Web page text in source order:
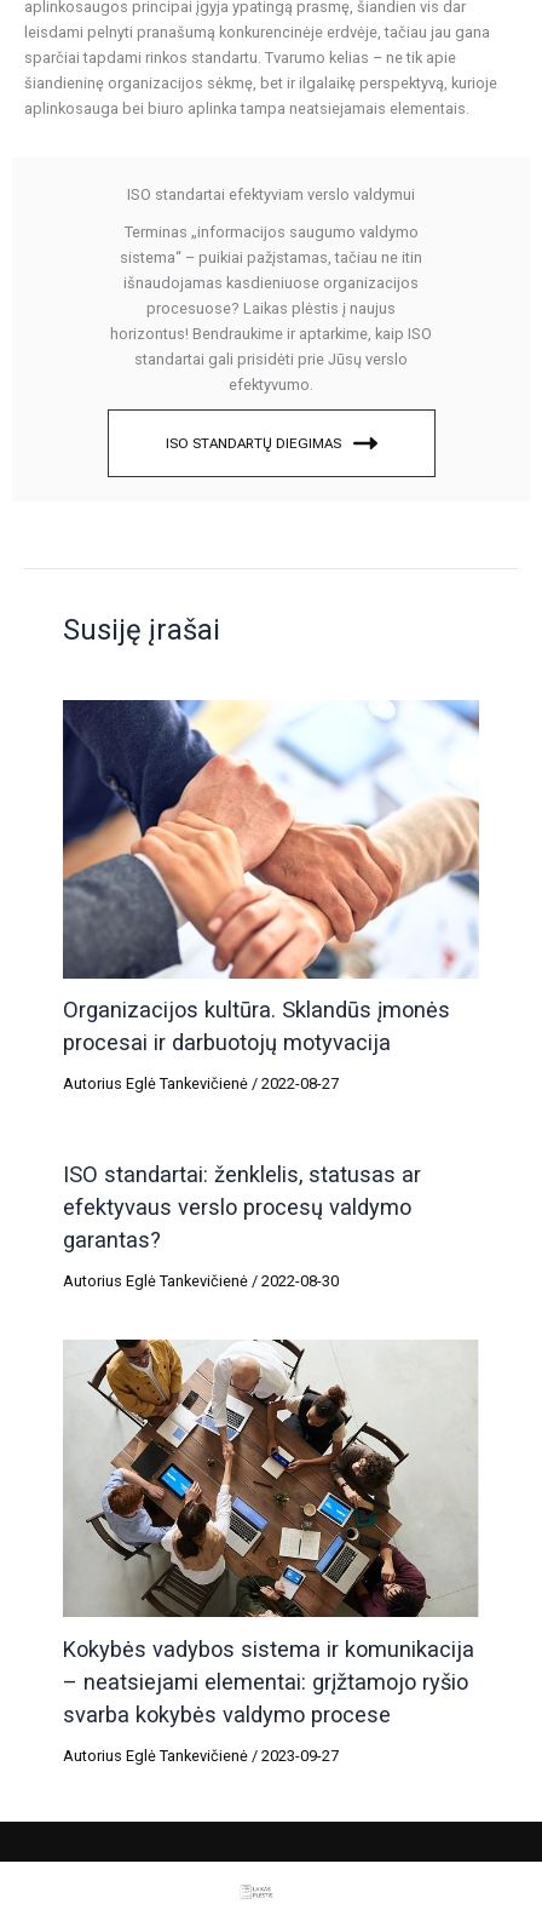
aplinkosaugos principai įgyja ypatingą prasmę, šiandien vis dar
leisdami pelnyti pranašumą konkurencinėje erdvėje, tačiau jau gana
sparčiai tapdami rinkos standartu. Tvarumo kelias – ne tik apie
šiandieninę organizacijos sėkmę, bet ir ilgalaikę perspektyvą, kurioje
aplinkosauga bei biuro aplinka tampa neatsiejamais elementais.
ISO standartai efektyviam verslo valdymui
Terminas „informacijos saugumo valdymo
sistema“ – puikiai pažįstamas, tačiau ne itin
išnaudojamas kasdieniuose organizacijos
procesuose? Laikas plėstis į naujus
horizontus! Bendraukime ir aptarkime, kaip ISO
standartai gali prisidėti prie Jūsų verslo
efektyvumo.
ISO STANDARTŲ DIEGIMAS
Susiję įrašai
Organizacijos kultūra. Sklandūs įmonės
procesai ir darbuotojų motyvacija
Autorius Eglė Tankevičienė / 2022-08-27
ISO standartai: ženklelis, statusas ar
efektyvaus verslo procesų valdymo
garantas?
Autorius Eglė Tankevičienė / 2022-08-30
Kokybės vadybos sistema ir komunikacija
– neatsiejami elementai: grįžtamojo ryšio
svarba kokybės valdymo procese
Autorius Eglė Tankevičienė / 2023-09-27
TEL. NUMERIS+37061481427